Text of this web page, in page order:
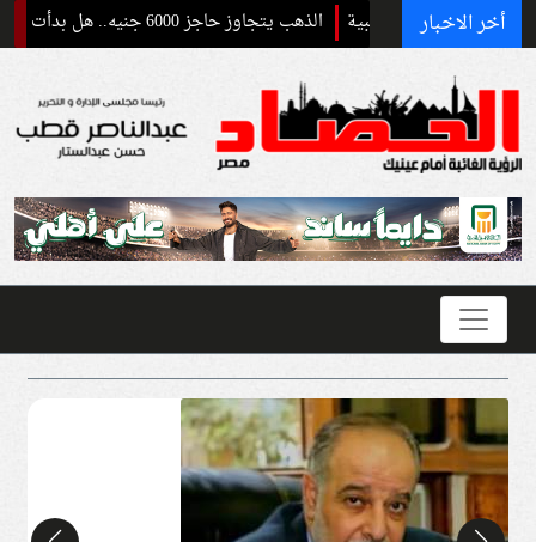
أخر الاخبار الذهب يتجاوز حاجز 6000 جنيه.. هل بدأت موجة صعود جديدة في السوق المصرية؟